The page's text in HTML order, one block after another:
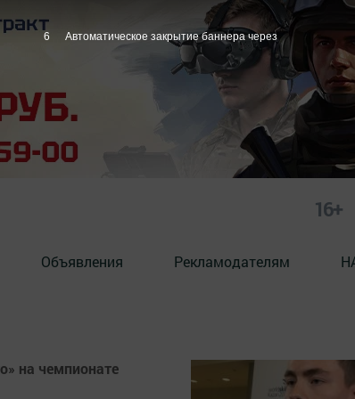
16+
Объявления Рекламодателям
на чемпионате
5 Автоматическое закрытие баннера через